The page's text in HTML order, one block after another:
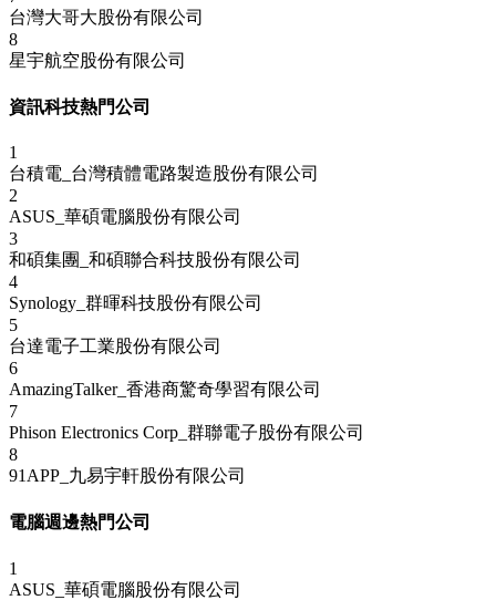
台灣大哥大股份有限公司
8
星宇航空股份有限公司
資訊科技熱門公司
1
台積電_台灣積體電路製造股份有限公司
2
ASUS_華碩電腦股份有限公司
3
和碩集團_和碩聯合科技股份有限公司
4
Synology_群暉科技股份有限公司
5
台達電子工業股份有限公司
6
AmazingTalker_香港商驚奇學習有限公司
7
Phison Electronics Corp_群聯電子股份有限公司
8
91APP_九易宇軒股份有限公司
電腦週邊熱門公司
1
ASUS_華碩電腦股份有限公司